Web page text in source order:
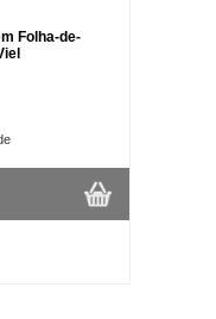
Folha-de-